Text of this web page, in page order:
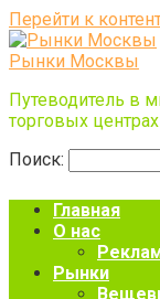
Перейти к
Рынки Москвы
Путеводитель в
торговых центрах
Поиск:
Главная
О нас
Рынки